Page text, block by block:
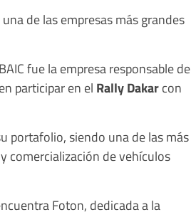
de las empresas más grandes
fue la empresa responsable de
participar en el Rally Dakarcon
portafolio, siendo una de las más
comercialización de vehículos
Foton, dedicada a la